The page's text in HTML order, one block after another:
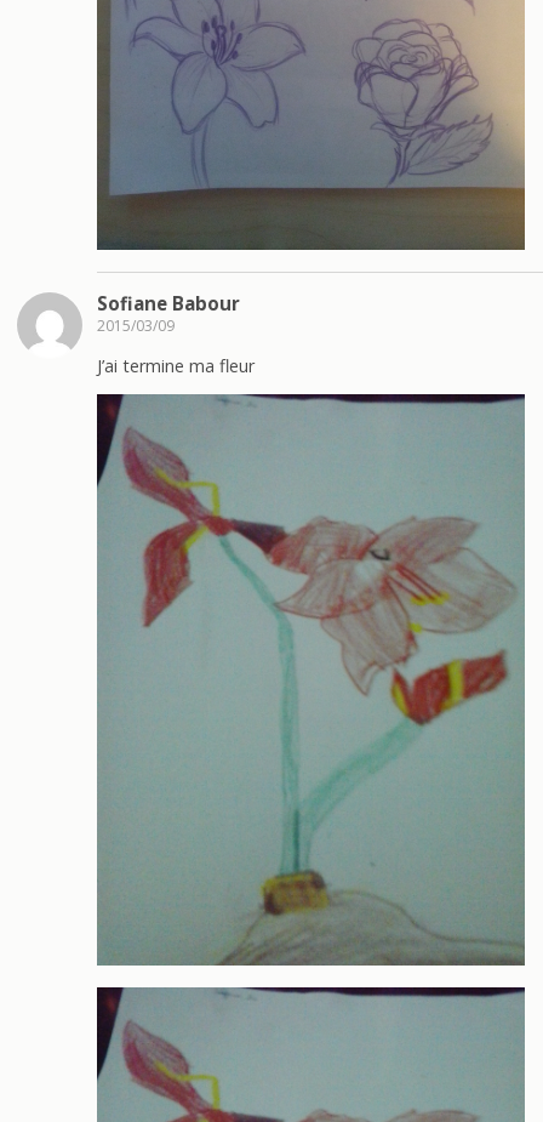
Sofiane Babour
2015/03/09
J’ai termine ma fleur